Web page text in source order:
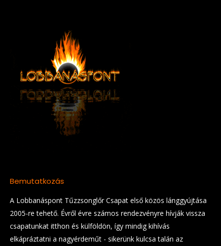
Bemutatkozás
A Lobbanáspont Tűzzsonglőr Csapat első közös lánggyújtása
2005-re tehető. Évről évre számos rendezvényre hívják vissza
csapatunkat itthon és külföldön, így mindig kihívás
elkápráztatni a nagyérdeműt - sikerünk kulcsa talán az